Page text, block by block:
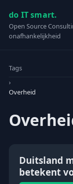
do IT smart.
Open Source
onafhankelijkheid
Tags
›
Overheid
Duitsland
betekent